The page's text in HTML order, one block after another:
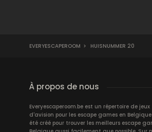
EVERYESCAPEROOM > HUISNUMMER 20
À propos de nous
Everyescaperoom.be est un répertoire de jeux
d'avision pour les escape games en
été créé pour trouver les meilleurs escape